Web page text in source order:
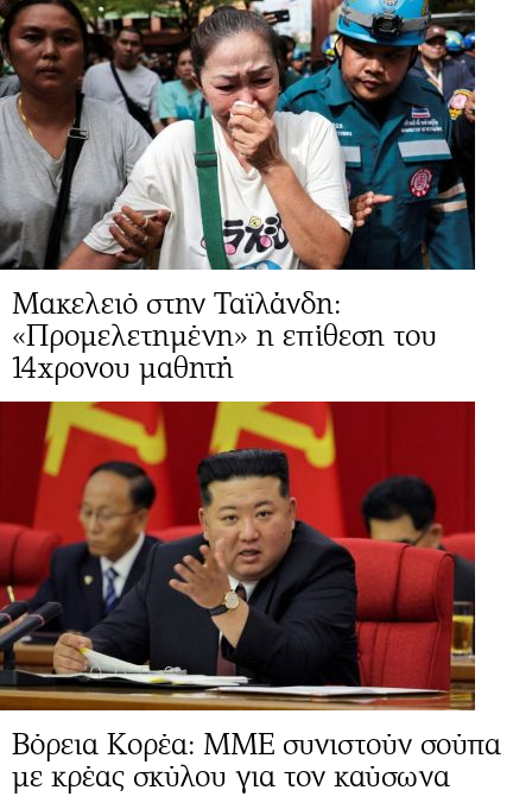
Μακελειό στην Ταϊλάνδη:
«Προμελετημένη» η επίθεση του
14χρονου μαθητή
Βόρεια Κορέα: ΜΜΕ συνιστούν σούπα
με κρέας σκύλου για τον καύσωνα